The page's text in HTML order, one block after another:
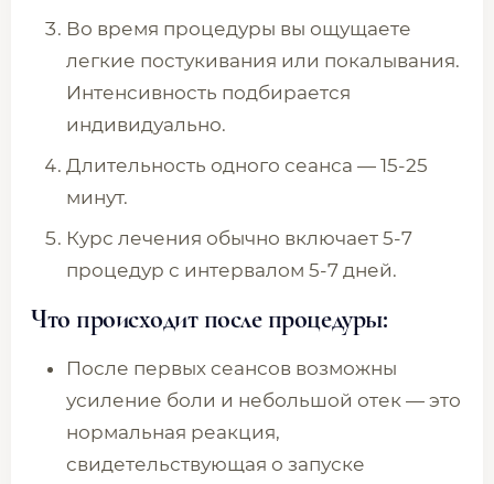
Во время процедуры вы ощущаете
легкие постукивания или покалывания.
Интенсивность подбирается
индивидуально.
Длительность одного сеанса — 15-25
минут.
Курс лечения обычно включает 5-7
процедур с интервалом 5-7 дней.
Что происходит после процедуры:
После первых сеансов возможны
усиление боли и небольшой отек — это
нормальная реакция,
свидетельствующая о запуске